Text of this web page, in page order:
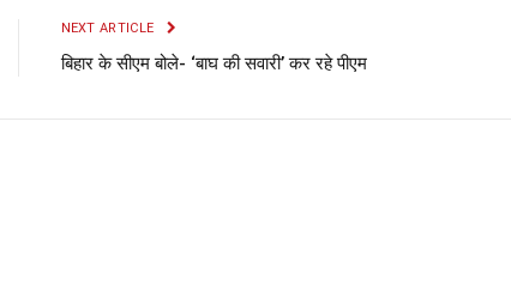
NEXT ARTICLE
बिहार के सीएम बोले- ‘बाघ की सवारी’ कर रहे पीएम